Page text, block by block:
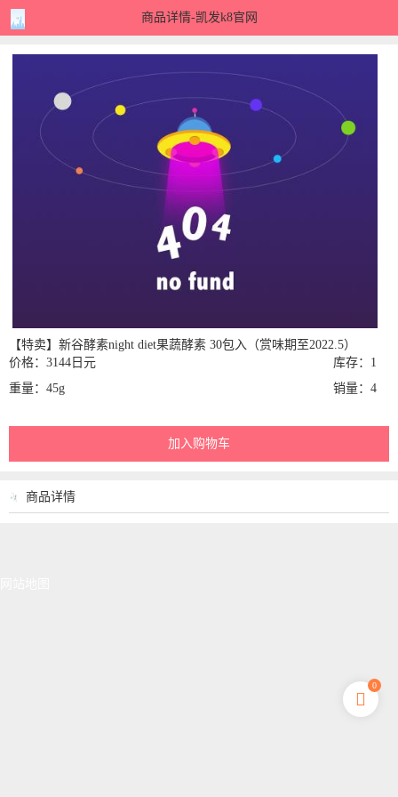
商品详情-凯发k8官网
【特卖】新谷酵素night diet果蔬酵素 30包入（赏味期至2022.5）
价格：3144日元
库存：1
重量：45g
销量：4
加入购物车
商品详情
0